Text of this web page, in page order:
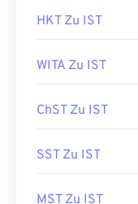
HKT Zu IST
WITA Zu IST
ChST Zu IST
SST Zu IST
MST Zu IST